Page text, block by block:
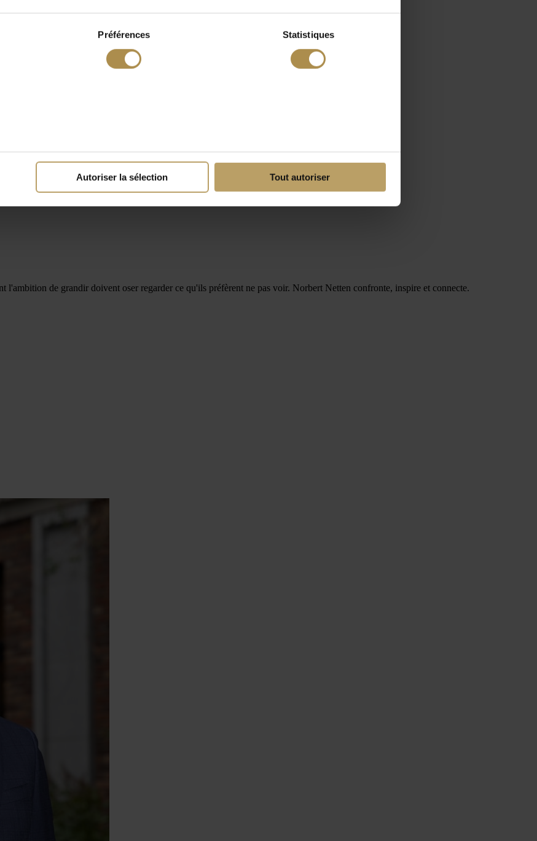
Préférences Statistiques
Autoriser la sélection Tout autoriser
de grandir doivent oser regarder ce qu'ils préfèrent ne pas voir. Norbert Netten confronte, inspire et connecte.